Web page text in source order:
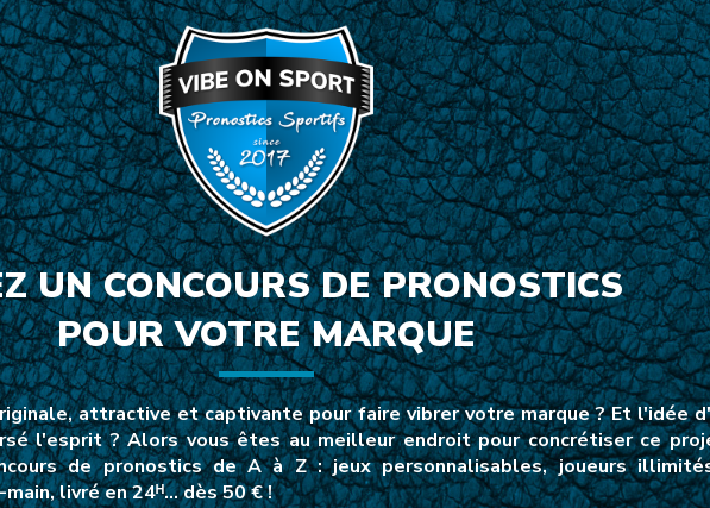
UN CONCOURS DE PRONOSTICS
POUR VOTRE MARQUE
attractive et captivante pour faire vibrer votre marque ? Et l'idée
l'esprit ? Alors vous êtes au meilleur endroit pour concrétiser ce
de pronostics de A à Z : jeux personnalisables, joueurs
livré en 24ᴴ… dès 50 € !